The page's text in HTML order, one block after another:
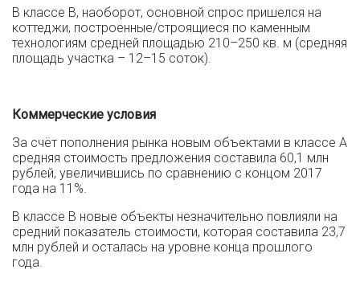
В классе В, наоборот, основной спрос пришелся на
коттеджи, построенные/строящиеся по каменным
технологиям средней площадью 210–250 кв. м (средняя
площадь участка – 12–15 соток).
Коммерческие условия
За счёт пополнения рынка новым объектами в классе А
средняя стоимость предложения составила 60,1 млн
рублей, увеличившись по сравнению с концом 2017
года на 11%.
В классе В новые объекты незначительно повлияли на
средний показатель стоимости, которая составила 23,7
млн рублей и осталась на уровне конца прошлого
года.